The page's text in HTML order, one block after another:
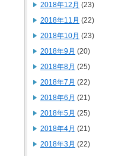
2018年12月 (23)
2018年11月 (22)
2018年10月 (23)
2018年9月 (20)
2018年8月 (25)
2018年7月 (22)
2018年6月 (21)
2018年5月 (25)
2018年4月 (21)
2018年3月 (22)